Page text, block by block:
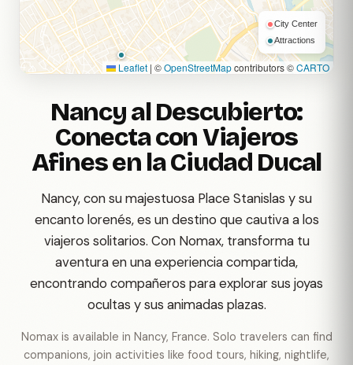
Nancy al Descubierto:
Conecta con Viajeros
Afines en la Ciudad Ducal
Nancy, con su majestuosa Place Stanislas y su
encanto lorenés, es un destino que cautiva a los
viajeros solitarios. Con Nomax, transforma tu
aventura en una experiencia compartida,
encontrando compañeros para explorar sus joyas
ocultas y sus animadas plazas.
Nomax is available in Nancy, France. Solo travelers can find
companions, join activities like food tours, hiking, nightlife,
City Center
Attractions
Leaflet | ©OpenStreetMapcontributors ©CARTO